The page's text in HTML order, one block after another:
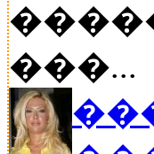
���...